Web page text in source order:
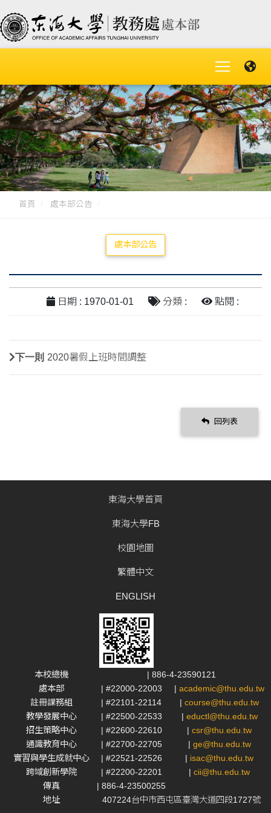
首頁 處本部公告
處本部公告
日期 : 1970-01-01 分類 : 點閱 :
下一則 2020暑假上班時間調整
回列表
東海大學首頁
東海大學FB
校園地圖
繁體中文
ENGLISH
本校總機
| 886-4-23590121
處本部
| #22000-22003 | academic@thu.edu.tw
註冊課務組
| #22101-22114 | course@thu.edu.tw
教學發展中心
| #22500-22533 | eductl@thu.edu.tw
招生策略中心
| #22600-22610 | csr@thu.edu.tw
通識教育中心
| #22700-22705 | ge@thu.edu.tw
實習與學生成就中心
| #22521-22526 | isac@thu.edu.tw
跨域創新學院
| #22200-22201 | cii@thu.edu.tw
傳真
| 886-4-23500255
地址
407224台中市西屯區臺灣大道四段1727號